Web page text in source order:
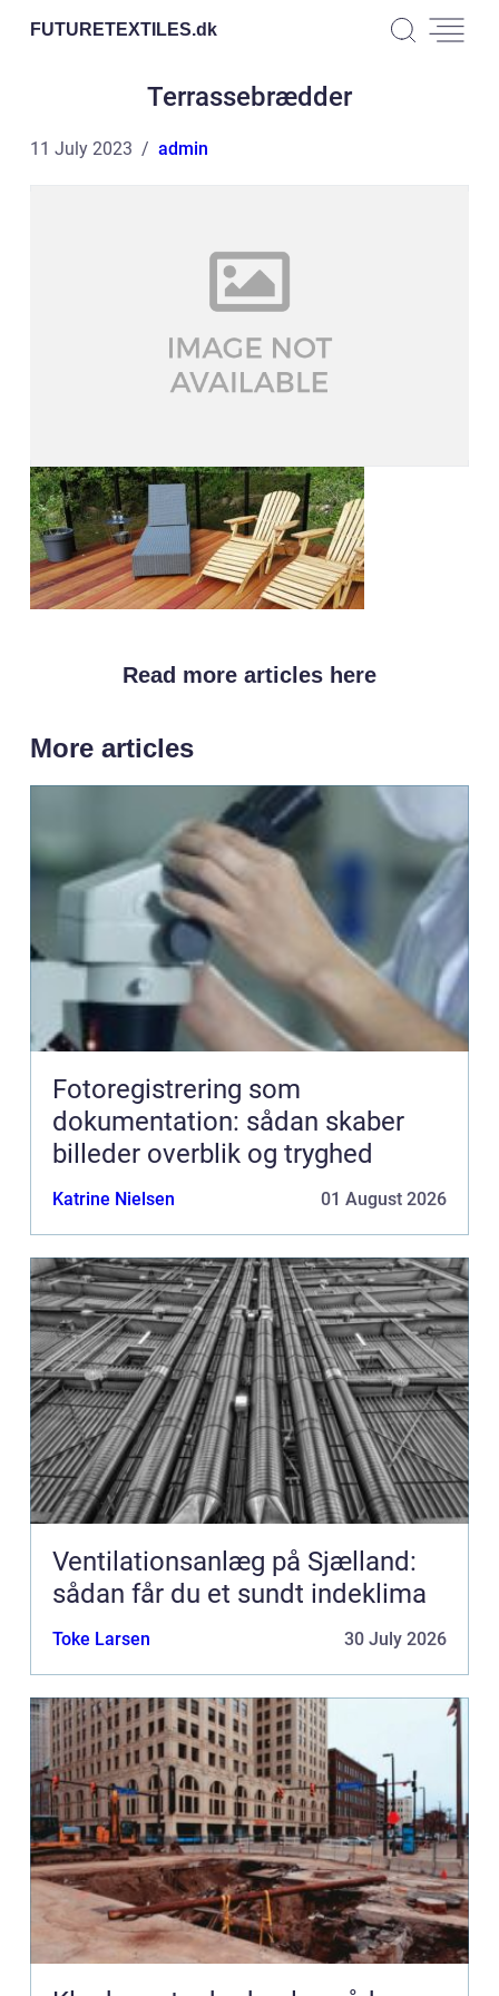
FUTURETEXTILES.dk
Terrassebrædder
11 July 2023 admin
Read more articles here
More articles
Fotoregistrering som
dokumentation: sådan skaber
billeder overblik og tryghed
Katrine Nielsen 01 August 2026
Ventilationsanlæg på Sjælland:
sådan får du et sundt indeklima
Toke Larsen 30 July 2026